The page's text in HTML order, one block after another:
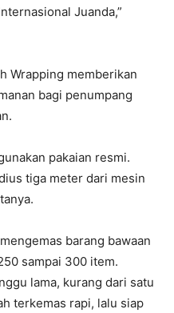
Juanda,”
Wrapping memberikan
bagi penumpang
pakaian resmi.
tiga meter dari mesin
barang bawaan
sampai 300 item.
lama, kurang dari satu
terkemas rapi, lalu siap